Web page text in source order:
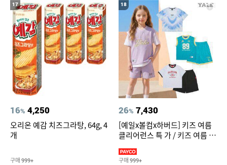
17
16% 4,250
오리온 예감 치즈그라탕, 64g, 4
개
구매 999+
18
26% 7,430
[예일x볼컴x하버드] 키즈 여름
클리어런스 특 가 / 키즈 여름 수
구매 999+